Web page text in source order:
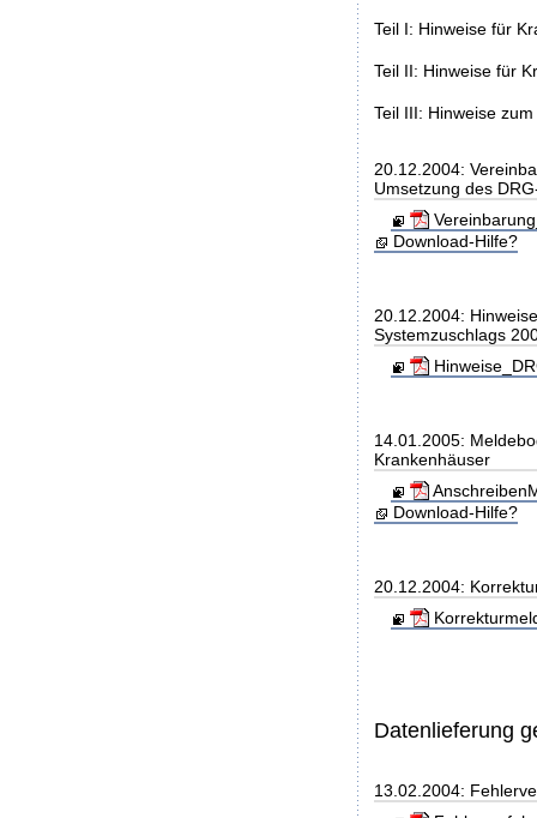
Teil I: Hinweise für
Teil II: Hinweise für
Teil III: Hinweise
20.12.2004:
Umsetzung des
Download-Hilfe?
20.12.2004:
Systemzuschlags
14.01.2005:
Krankenhäuser
Download-Hilfe?
20.12.2004:
Datenlieferung
13.02.2004: